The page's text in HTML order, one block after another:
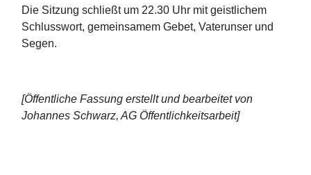
Die Sitzung schließt um 22.30 Uhr mit geistlichem
Schlusswort, gemeinsamem Gebet, Vaterunser und
Segen.
[Öffentliche Fassung erstellt und bearbeitet von
Johannes Schwarz, AG Öffentlichkeitsarbeit]